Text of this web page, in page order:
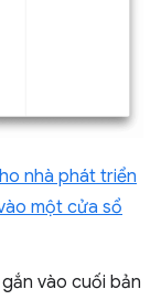
nhà phát triển
một cửa sổ
vào cuối bản